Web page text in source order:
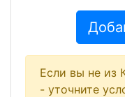
Если вы не из
- уточните